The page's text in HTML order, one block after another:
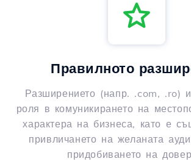
Правилното
Разширението (напр. .com, .ro)
роля в комуникирането на
характера на бизнеса, като е
привличането на желаната
придобиването на